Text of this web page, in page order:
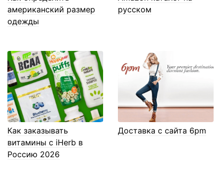
американский размер
одежды
русском
Как заказывать
витамины с iHerb в
Россию 2026
Доставка с сайта 6pm